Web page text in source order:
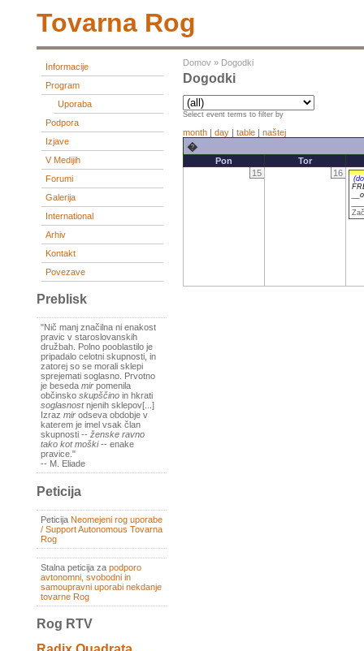
Tovarna Rog
Informacije
Program
Uporaba
Podpora
Izjave
V Medijih
Forumi
Galerija
International
Arhiv
Kontakt
Povezave
Preblisk
"Nič manj značilna ni enakost
pravic v staroslovanskih
družbah. Polno pooblastilo je
pripadalo celotni skupnosti, in
zatorej so se morali sklepi
sprejemati soglasno. Prvotno
je beseda mir pomenila
občinsko skupščino in hkrati
soglasnostnjenih sklepov[...]
Izraz mir odseva obdobje v
katerem je imel vsak član
skupnosti -- ženske ravno
tako kot moški-- enake
pravice."
-- M. Eliade
Peticija
Peticija Neomejeni rog uporabe
/ Support Autonomous Tovarna
Rog
Stalna peticija za podporo
avtonomni, svobodni in
samoupravni uporabi nekdanje
tovarne Rog
Rog RTV
Domov » Dogodki
Dogodki
Select event terms to filter by
month | day | table | naštej
�
Pon
Tor
15
16